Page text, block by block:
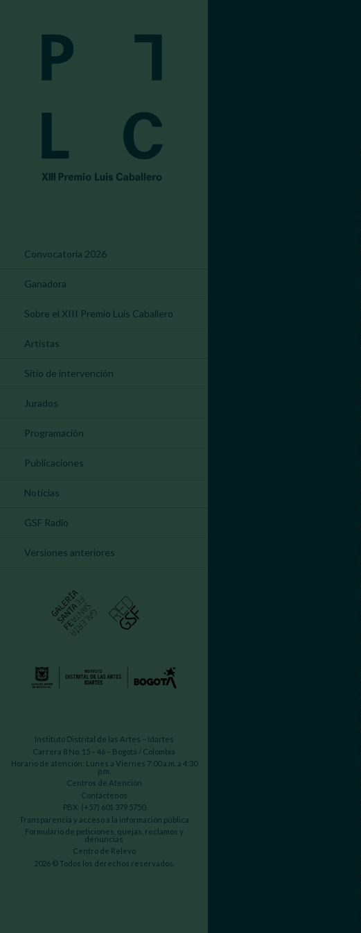
Convocatoria 2026
Ganadora
Sobre el XIII Premio Luis Caballero
Artistas
Sitio de intervención
Jurados
Programación
Publicaciones
Noticias
GSF Radio
Versiones anteriores
Instituto Distrital de las Artes – Idartes
Carrera 8 No. 15 – 46 – Bogotá / Colombia
Horario de atención: Lunes a Viernes 7:00 a.m. a 4:30
p.m.
Centros de Atención
Contáctenos
PBX: (+57) 601 379 5750
Transparencia y acceso a la información pública
Formulario de peticiones, quejas, reclamos y
denuncias
Centro de Relevo
2026 © Todos los derechos reservados.